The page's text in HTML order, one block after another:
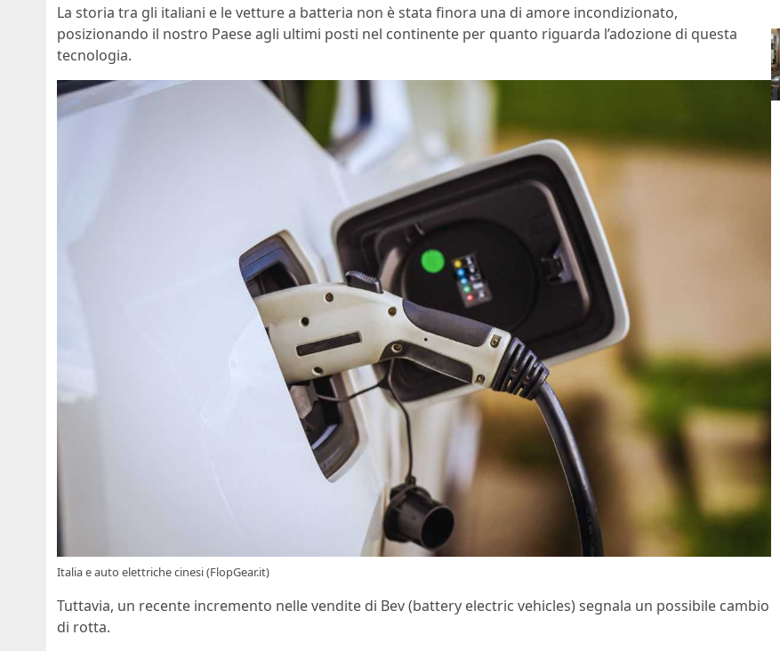
per
aumentare
La storia tra gli italiani e le vetture a batteria non è stata finora una di amore incondizionato,
posizionando il nostro Paese agli ultimi posti nel continente per quanto riguarda l’adozione di questa
tecnologia.
Italia e auto elettriche cinesi (FlopGear.it)
Tuttavia, un recente incremento nelle vendite di Bev (battery electric vehicles) segnala un possibile cambio
di rotta.